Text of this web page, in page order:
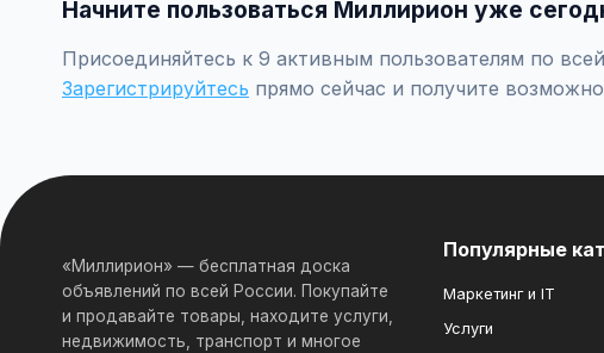
Начните пользоваться Миллирион уже
Присоединяйтесь к 9 активным пользователям по
Зарегистрируйтесь прямо сейчас и получите
«Миллирион» — бесплатная доска
объявлений по всей России. Покупайте
и продавайте товары, находите услуги,
недвижимость, транспорт и многое
Популярные
Маркетинг и IT
Услуги